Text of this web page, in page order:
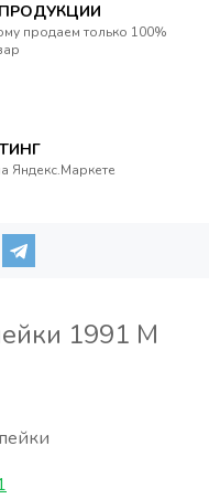
продаем только 100%
Яндекс.Маркете
1991 М